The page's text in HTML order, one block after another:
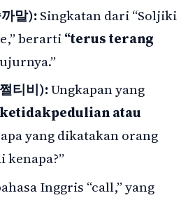
말):Singkatan dari “Soljiki
berarti“terus terang
티비):Ungkapan yang
ketidakpedulian atau
apa yang dikatakan orang
Inggris “call,” yang